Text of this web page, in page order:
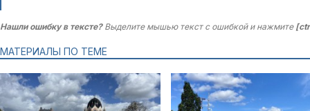
Нашли ошибку в тексте?Выделите мышью текст с ошибкой и нажмите
МАТЕРИАЛЫ ПО ТЕМЕ